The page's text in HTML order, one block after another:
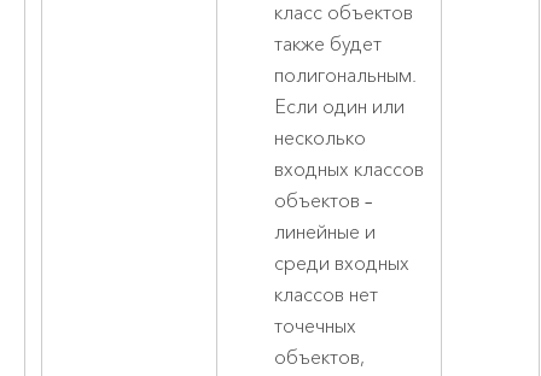
класс объектов
также будет
полигональным.
Если один или
несколько
входных классов
объектов –
линейные и
среди входных
классов нет
точечных
объектов,